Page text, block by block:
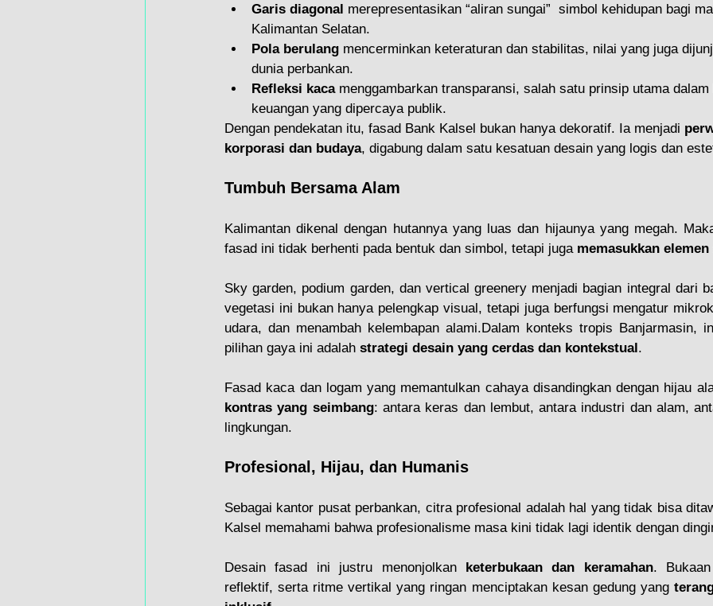
Garis diagonal merepresentasikan “aliran sungai”  simbol kehidupan bagi
Kalimantan Selatan.
Pola berulang mencerminkan keteraturan dan stabilitas, nilai yang juga
dunia perbankan.
Refleksi kaca menggambarkan transparansi, salah satu prinsip utama dalam
keuangan yang dipercaya publik.
Dengan pendekatan itu, fasad Bank Kalsel bukan hanya dekoratif. Ia menjadi
korporasi dan budaya, digabung dalam satu kesatuan desain yang logis dan
Tumbuh Bersama Alam
Kalimantan dikenal dengan hutannya yang luas dan hijaunya yang megah.
fasad ini tidak berhenti pada bentuk dan simbol, tetapi juga memasukkan elemen
Sky garden, podium garden, dan vertical greenery menjadi bagian integral dari
vegetasi ini bukan hanya pelengkap visual, tetapi juga berfungsi mengatur
udara, dan menambah kelembapan alami.Dalam konteks tropis Banjarmasin,
pilihan gaya ini adalah strategi desain yang cerdas dan kontekstual.
kontras yang seimbang: antara keras dan lembut, antara industri dan alam,
lingkungan.
Profesional, Hijau, dan Humanis
Sebagai kantor pusat perbankan, citra profesional adalah hal yang tidak bisa
Kalsel memahami bahwa profesionalisme masa kini tidak lagi identik dengan
Desain fasad ini justru menonjolkan keterbukaan dan keramahan.
reflektif, serta ritme vertikal yang ringan menciptakan kesan gedung yang